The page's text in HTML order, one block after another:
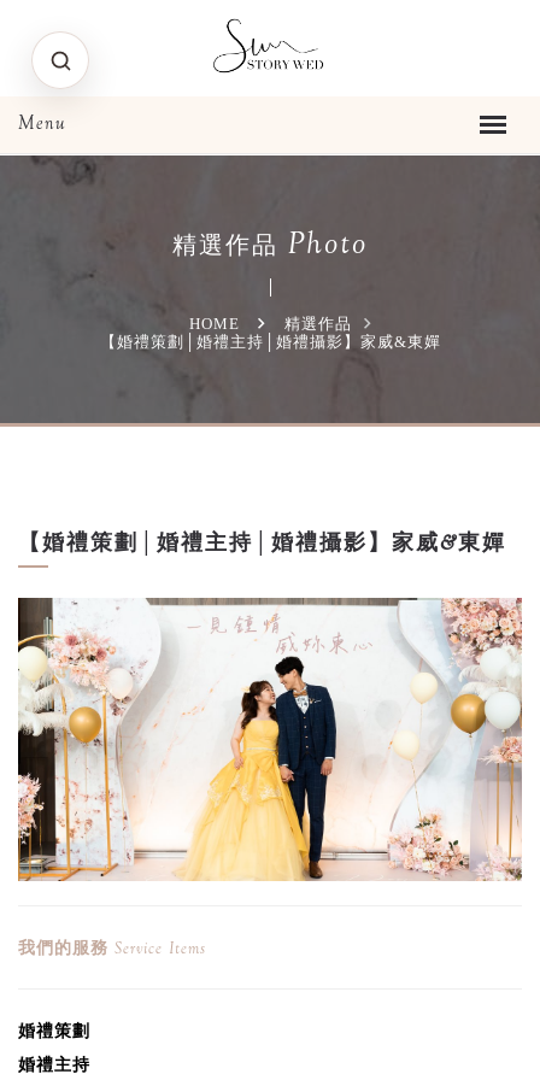
精選作品 Photo
HOME
精選作品
【婚禮策劃│婚禮主持│婚禮攝影】家威&東嬋
【婚禮策劃│婚禮主持│婚禮攝影】家威&東嬋
我們的服務 Service Items
婚禮策劃
婚禮主持